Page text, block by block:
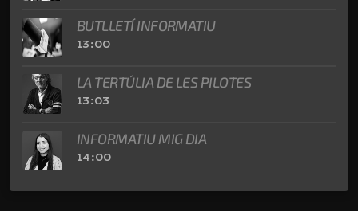
BUTLLETÍ INFORMATIU
13:00
LA TERTÚLIA DE LES PILOTES
13:03
INFORMATIU MIG DIA
14:00